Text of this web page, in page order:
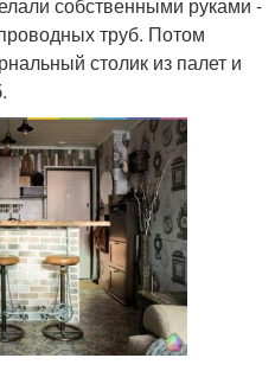
собственными руками -
труб. Потом
столик из палет и